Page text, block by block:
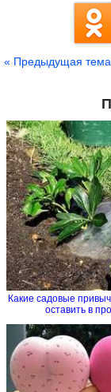
« Предыдущая тема
Какие садовые
оставить в